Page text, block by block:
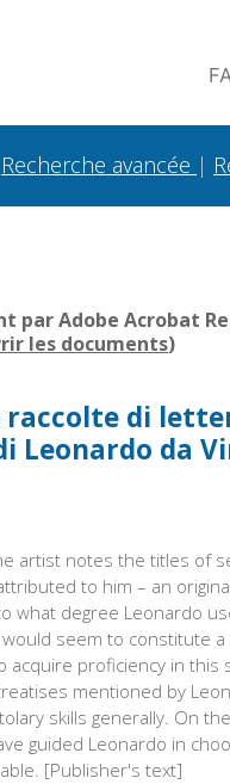
Recherche avancée |
par Adobe Acrobat
les documents)
raccolte di
Leonardo da
artist notes the titles of
to him – an
what degree Leonardo
seem to constitute
proficiency in this
mentioned by
skills generally. On
guided Leonardo in
[Publisher's text]